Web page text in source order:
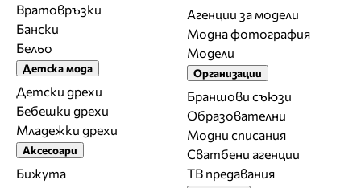
Вратовръзки
Бански
Бельо
Детска мода
Детски дрехи
Бебешки дрехи
Младежки дрехи
Аксесоари
Бижута
Агенции за модели
Модна фотография
Модели
Организации
Браншови съюзи
Образователни
Модни списания
Сватбени агенции
ТВ предавания